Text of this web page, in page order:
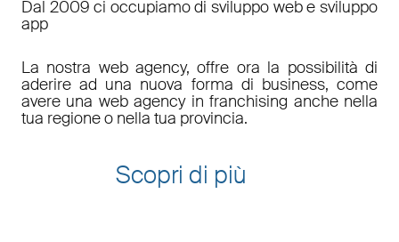
Dal 2009 ci occupiamo di sviluppo web e sviluppo
app
La nostra web agency, offre ora la possibilità di
aderire ad una nuova forma di business, come
avere una web agency in franchising anche nella
tua regione o nella tua provincia.
Scopri di più